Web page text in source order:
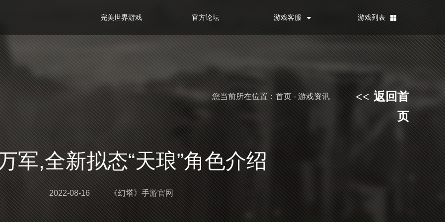
游戏列表
游戏客服
官方论坛
完美世界游戏
<< 返回首
页
您当前所在位置：首页 - 游戏资讯
军,全新拟态“天琅”角色介绍
2022-08-16 《幻塔》手游官网